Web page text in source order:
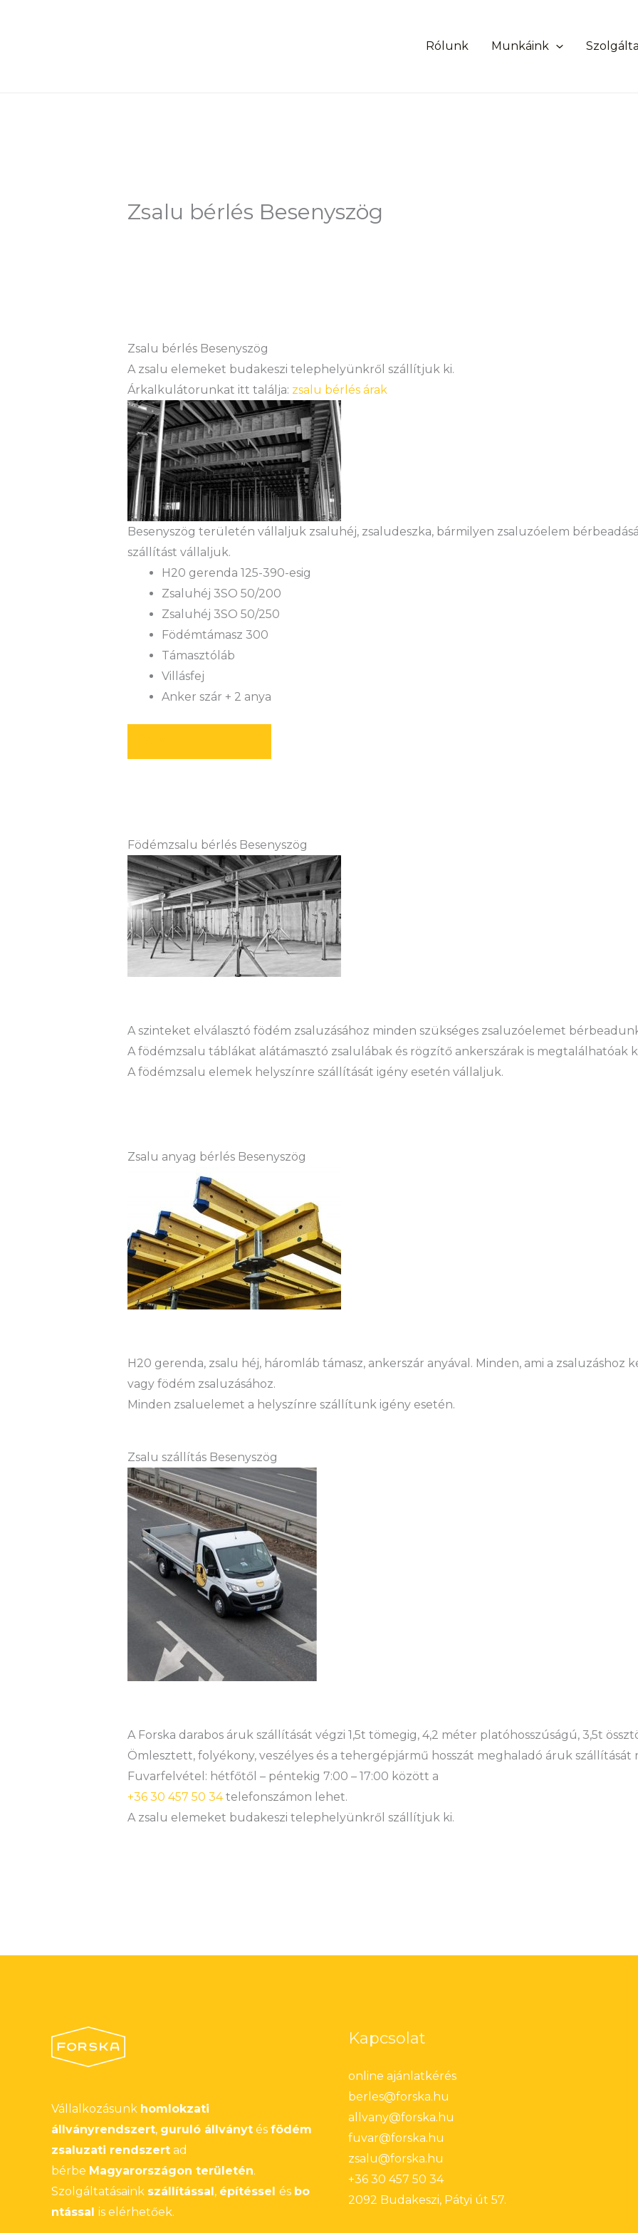
Rólunk Munkáink
Zsalu bérlés Besenyszög
Zsalu bérlés Besenyszög
A zsalu elemeket budakeszi telephelyünkről szállítjuk ki.
Árkalkulátorunkat itt találja: zsalu bérlés árak
Besenyszög területén vállaljuk zsaluhéj, zsaludeszka, bármilyen zsaluzóelem
szállítást vállaljuk.
H20 gerenda 125-390-esig
Zsaluhéj 3SO 50/200
Zsaluhéj 3SO 50/250
Födémtámasz 300
Támasztóláb
Villásfej
Anker szár + 2 anya
Födémzsalu bérlés Besenyszög
A szinteket elválasztó födém zsaluzásához minden szükséges zsaluzóelemet
A födémzsalu táblákat alátámasztó zsalulábak és rögzítő ankerszárak is megtalálhatóak
A födémzsalu elemek helyszínre szállítását igény esetén vállaljuk.
Zsalu anyag bérlés Besenyszög
H20 gerenda, zsalu héj, háromláb támasz, ankerszár anyával. Minden, ami a zsaluzáshoz
vagy födém zsaluzásához.
Minden zsaluelemet a helyszínre szállítunk igény esetén.
Zsalu szállítás Besenyszög
A Forska darabos áruk szállítását végzi 1,5t tömegig, 4,2 méter platóhosszúságú, 3,5t
Ömlesztett, folyékony, veszélyes és a tehergépjármű hosszát meghaladó áruk szállítását
Fuvarfelvétel: hétfőtől – péntekig 7:00 – 17:00 között a
+36 30 457 50 34telefonszámon lehet.
A zsalu elemeket budakeszi telephelyünkről szállítjuk ki.
Vállalkozásunk homlokzati
állványrendszert, guruló állványt és födém
zsaluzati rendszert ad
bérbe Magyarországon területén.
Szolgáltatásaink szállítással , építéssel és bo
ntással is elérhetőek.
Kapcsolat
online ajánlatkérés
berles@forska.hu
allvany@forska.hu
fuvar@forska.hu
zsalu@forska.hu
+36 30 457 50 34
2092 Budakeszi, Pátyi út 57.